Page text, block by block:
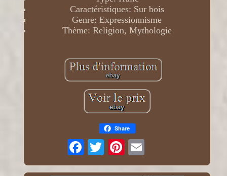
Caractéristiques: Sur bois
Genre: Expressionnisme
Thème: Religion, Mythologie
Share